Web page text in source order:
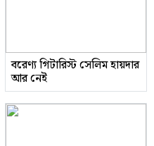
বরেণ্য গিটারিস্ট সেলিম হায়দার
আর নেই